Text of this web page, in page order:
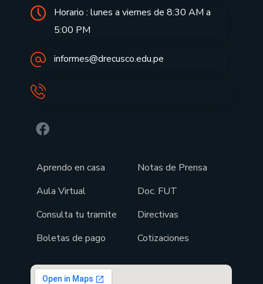
Horario : lunes a viernes de 8:30 AM a
5:00 PM
informes@drecusco.edu.pe
Aprendo en casa
Aula Virtual
Consulta tu tramite
Boletas de pago
Notas de Prensa
Doc. FUT
Directivas
Cotizaciones